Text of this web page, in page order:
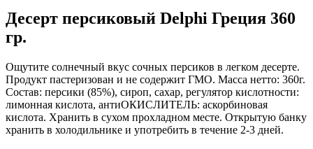
Десерт персиковый Delphi Греция 360
гр.
Ощутите солнечный вкус сочных персиков в легком десерте.
Продукт пастеризован и не содержит ГМО. Масса нетто: 360г.
Состав: персики (85%), сироп, сахар, регулятор кислотности:
лимонная кислота, антиОКИСЛИТЕЛЬ: аскорбиновая
кислота. Хранить в сухом прохладном месте. Открытую банку
хранить в холодильнике и употребить в течение 2-3 дней.